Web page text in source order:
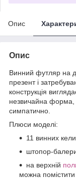
Опис
Опис
Винний футляр на
презент і
конструкція
незвичайна форма,
симпатично.
Плюси моделі:
11 винних
штопор-
на верхній
можна